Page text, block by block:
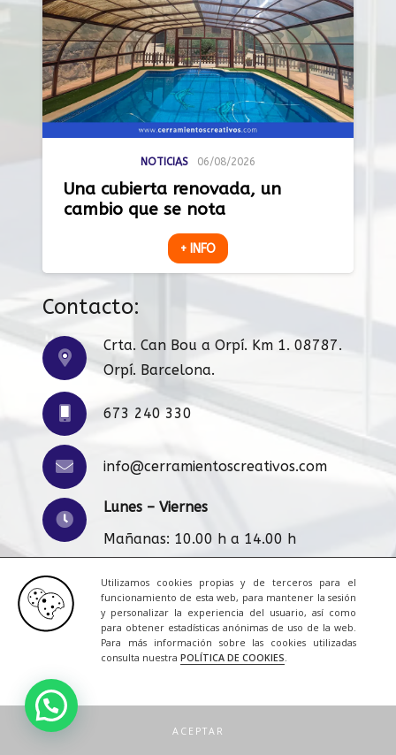
Utilizamos cookies propias y de terceros para el
funcionamiento de esta web, para mantener la sesión
y personalizar la experiencia del usuario, así como
para obtener estadísticas anónimas de uso de la web.
Para más información sobre las cookies utilizadas
consulta nuestra POLÍTICA DE COOKIES.
ACEPTAR
NOTICIAS 06/08/2026
Una cubierta renovada, un
cambio que se nota
+ INFO
Contacto:
Crta. Can Bou a Orpí. Km 1. 08787.
Orpí. Barcelona.
673 240 330
info@cerramientoscreativos.com
Lunes – Viernes
Mañanas: 10.00 h a 14.00 h
Tardes: 16:00 h a 20.00 h
Aviso Legal|Cookies|Contacto
© 2023 Todos los derechos reservados.